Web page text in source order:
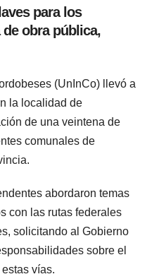
para los
obra pública,
(UnInCo) llevó a
la localidad de
de una veintena de
comunales de
abordaron temas
con las rutas federales
solicitando al Gobierno
sobre el
vías.